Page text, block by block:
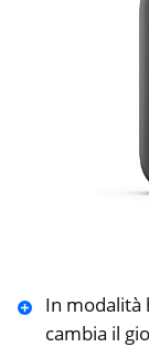
In modalità
cambia il